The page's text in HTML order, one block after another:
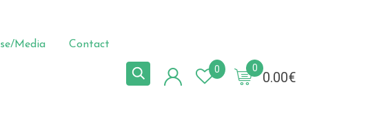
Media Contact
0.00€
0
0